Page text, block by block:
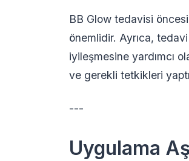
BB Glow tedavisi
önemlidir. Ayrıca,
iyileşmesine yardımcı
ve gerekli tetkikleri
---
Uygulama